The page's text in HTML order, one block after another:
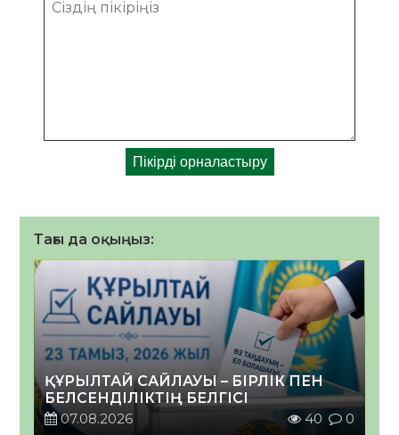
Тағы да оқыңыз:
ҚҰРЫЛТАЙ САЙЛАУЫ – БІРЛІК ПЕН
БЕЛСЕНДІЛІКТІҢ БЕЛГІСІ
07.08.2026
40 0